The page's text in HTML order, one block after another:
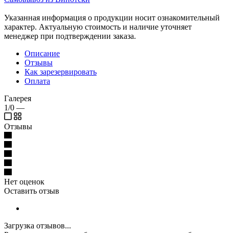
Указанная информация о продукции носит ознакомительный
характер. Актуальную стоимость и наличие уточняет
менеджер при подтверждении заказа.
Описание
Отзывы
Как зарезервировать
Оплата
Галерея
1/0 —
Отзывы
Нет оценок
Оставить отзыв
Загрузка отзывов...